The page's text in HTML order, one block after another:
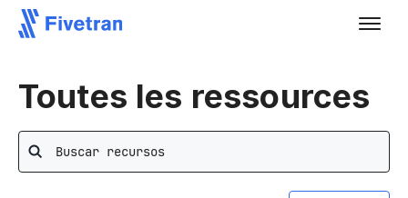
Toutes les ressources
Rechercher